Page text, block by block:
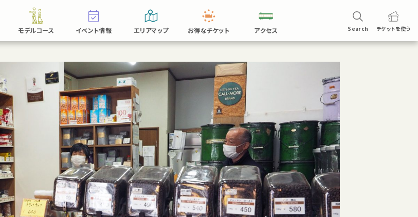
モデルコース イベント情報 エリアマップ お得なチケット アクセス Search チケットを使う